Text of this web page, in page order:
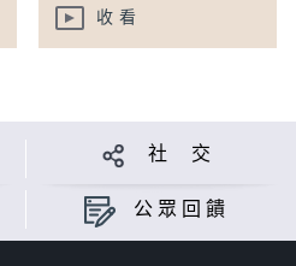
收看
社 交
公眾回饋